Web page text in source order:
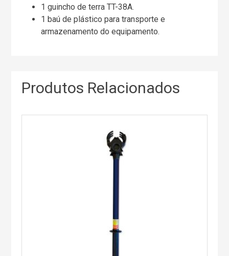
1 guincho de terra TT-38A.
1 baú de plástico para transporte e
armazenamento do equipamento.
Produtos Relacionados